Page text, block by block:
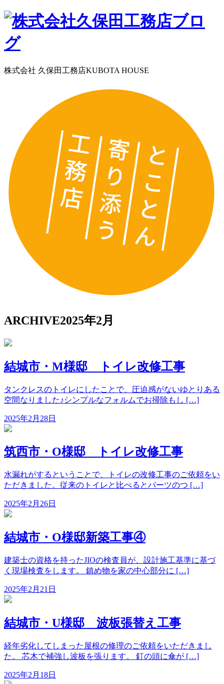
株式会社 久保田工務店KUBOTA HOUSE
ARCHIVE2025年2月
結城市・M様邸 トイレ改修工事
タンクレスのトイレにしたことで、圧迫感がないゆとりある
空間なりました♪シンプルなフォルムでお掃除もし […]
2025年2月28日
筑西市・O様邸 トイレ改修工事
水漏れがするということで、トイレの改修工事のご依頼をい
ただきました。従来のトイレと比べるとパーツのつ […]
2025年2月26日
結城市・O様邸新築工事④
建築士の資格を持ったJIOの検査員が、設計施工基準に基づ
く現場検査をします。 鎮め物を家の中心部分に […]
2025年2月21日
結城市・U様邸 波板張替え工事
経年劣化してしまった屋根の修理のご依頼をいただきまし
た。 芯木で補強し波板を張ります。 釘の頭に傘が […]
2025年2月18日